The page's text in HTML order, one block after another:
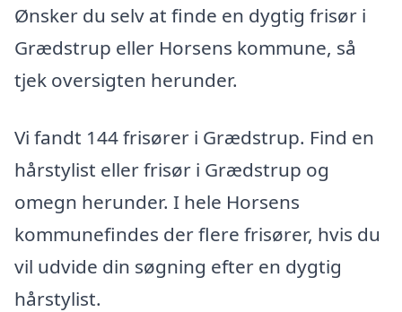
Ønsker du selv at finde en dygtig frisør i
Grædstrup eller Horsens kommune, så
tjek oversigten herunder.
Vi fandt 144 frisører i Grædstrup. Find en
hårstylist eller frisør i Grædstrup og
omegn herunder. I hele Horsens
kommunefindes der flere frisører, hvis du
vil udvide din søgning efter en dygtig
hårstylist.